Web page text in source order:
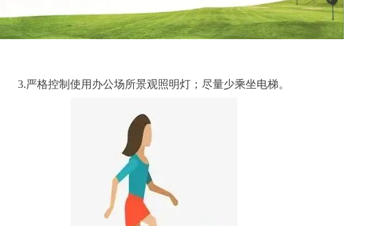
3.严格控制使用办公场所景观照明灯；尽量少乘坐电梯。